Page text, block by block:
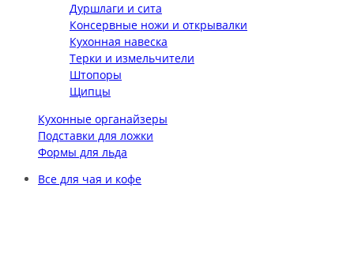
Дуршлаги и сита
Консервные ножи и открывалки
Кухонная навеска
Терки и измельчители
Штопоры
Щипцы
Кухонные органайзеры
Подставки для ложки
Формы для льда
Все для чая и кофе